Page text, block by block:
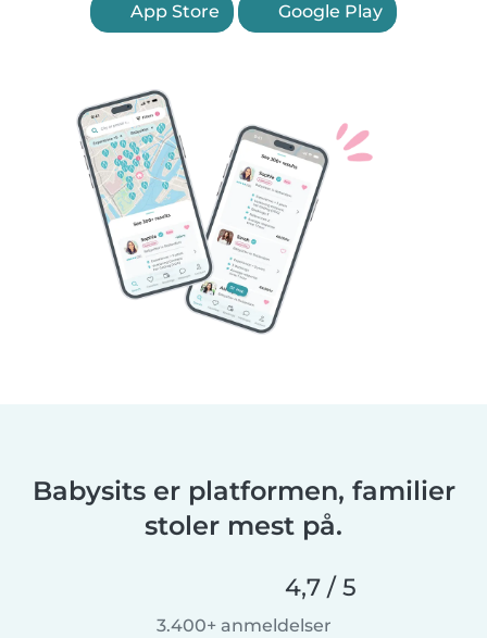
App Store Google Play
Babysits er platformen, familier
stoler mest på.
4,7 / 5
3.400+ anmeldelser